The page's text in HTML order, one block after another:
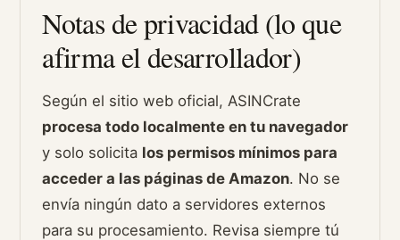
Notas de privacidad (lo que
afirma el desarrollador)
Según el sitio web oficial, ASINCrate
procesa todo localmente en tu navegador
y solo solicita los permisos mínimos para
acceder a las páginas de Amazon. No se
envía ningún dato a servidores externos
para su procesamiento. Revisa siempre tú